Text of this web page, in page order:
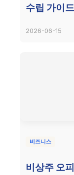
수립 가이드
2026-06-15
비즈니스
비상주 오